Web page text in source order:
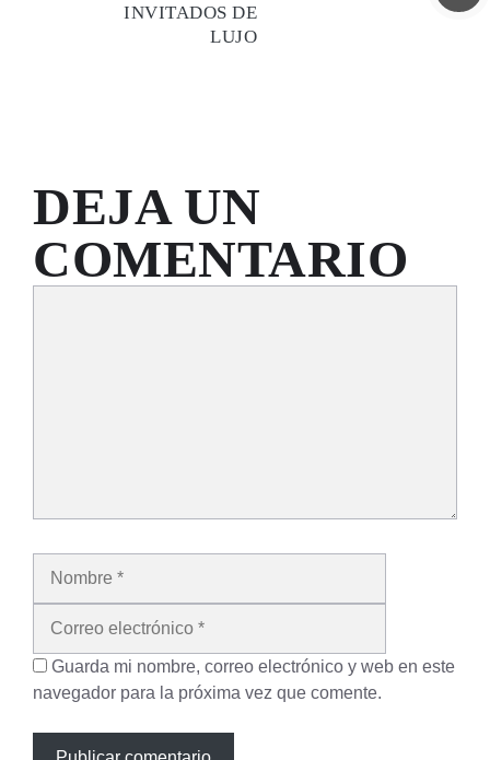
INVITADOS DE
LUJO
DEJA UN
COMENTARIO
Guarda mi nombre, correo electrónico y web en este
navegador para la próxima vez que comente.